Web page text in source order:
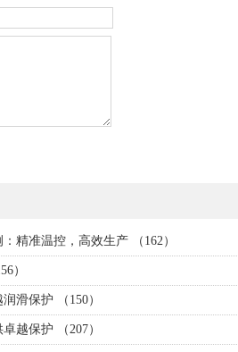
精准温控，高效生产 （162）
）
滑保护 （150）
越保护 （207）